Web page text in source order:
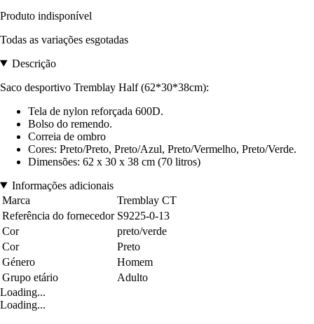
Produto indisponível
Todas as variações esgotadas
Descrição
Saco desportivo Tremblay Half (62*30*38cm):
Tela de nylon reforçada 600D.
Bolso do remendo.
Correia de ombro
Cores: Preto/Preto, Preto/Azul, Preto/Vermelho, Preto/Verde.
Dimensões: 62 x 30 x 38 cm (70 litros)
Informações adicionais
Marca
Tremblay CT
Referência do fornecedor S9225-0-13
Cor
preto/verde
Cor
Preto
Género
Homem
Grupo etário
Adulto
Loading...
Loading...